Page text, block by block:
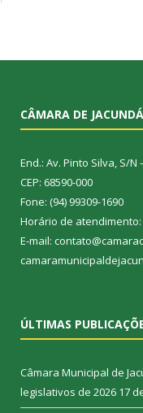
CÂMARA DE JACUNDÁ
End.: Av. Pinto Silva, S/N
CEP: 68590-000
Fone: (94) 99309-1690
Horário de atendimento:
E-mail:
ÚLTIMAS
Câmara Municipal de
legislativos de 2026 17